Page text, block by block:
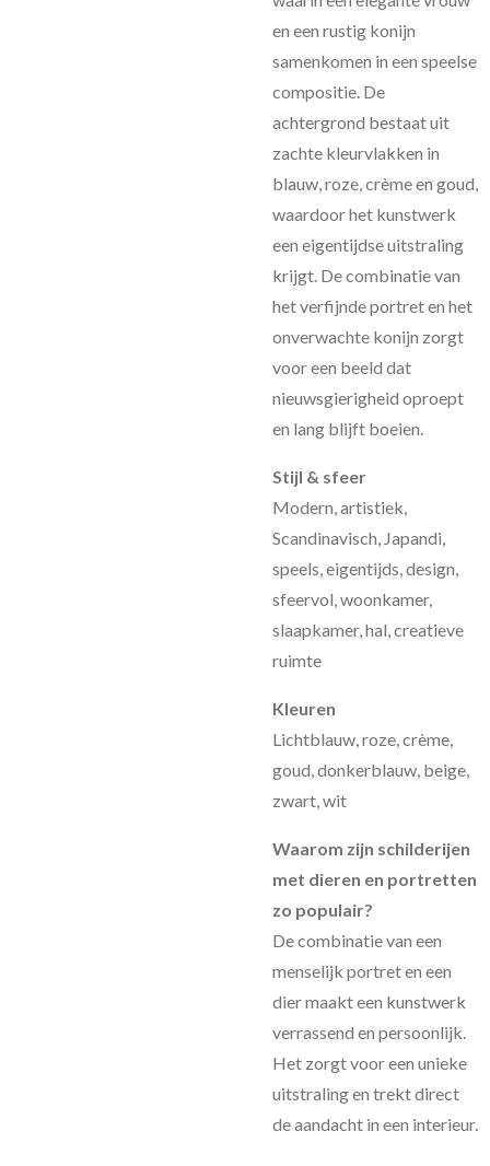
en een rustig konijn
samenkomen in een speelse
compositie. De
achtergrond bestaat uit
zachte kleurvlakken in
blauw, roze, crème en goud,
waardoor het kunstwerk
een eigentijdse uitstraling
krijgt. De combinatie van
het verfijnde portret en het
onverwachte konijn zorgt
voor een beeld dat
nieuwsgierigheid oproept
en lang blijft boeien.
Stijl & sfeer
Modern, artistiek,
Scandinavisch, Japandi,
speels, eigentijds, design,
sfeervol, woonkamer,
slaapkamer, hal, creatieve
ruimte
Kleuren
Lichtblauw, roze, crème,
goud, donkerblauw, beige,
zwart, wit
Waarom zijn schilderijen
met dieren en portretten
zo populair?
De combinatie van een
menselijk portret en een
dier maakt een kunstwerk
verrassend en persoonlijk.
Het zorgt voor een unieke
uitstraling en trekt direct
de aandacht in een interieur.